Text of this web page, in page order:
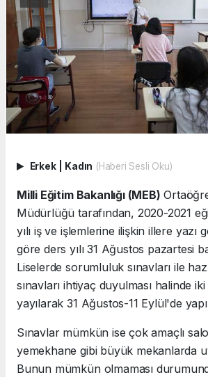
Erkek Kadın (Haberi Sesli Oku)
Milli Eğitim Bakanlığı (MEB)
Müdürlüğü tarafından, 2020-2021
yılı iş ve işlemlerine ilişkin illere yazı
göre ders yılı 31 Ağustos pazartesi
Liselerde sorumluluk sınavları ile
sınavları ihtiyaç duyulması halinde
yayılarak 31 Ağustos-11 Eylül'de
Sınavlar mümkün ise çok amaçlı
yemekhane gibi büyük mekanlarda
Bunun mümkün olmaması